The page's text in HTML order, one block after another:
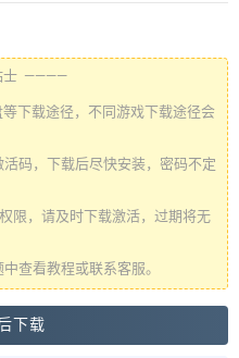
士 ————
下载途径，不同游戏下载途径会
码，下载后尽快安装，密码不定
限，请及时下载激活，过期将无
查看教程或联系客服。
下载